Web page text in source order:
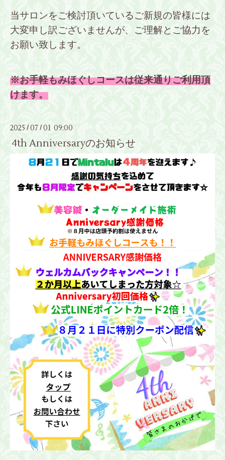
当サロンをご検討頂いているご新規の皆様には
大変申し訳ございませんが、ご理解とご協力を
お願い致します。
※お手軽もみほぐしコースは従来通りご利用頂
けます。
2025 /07 /01 09:00
4th Anniversaryのお知らせ